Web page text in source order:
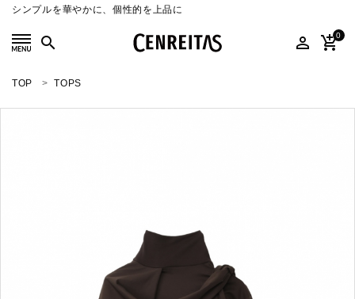
シンプルを華やかに、個性的を上品に
search person_outline 0
add_shopping_cart
TOP TOPS